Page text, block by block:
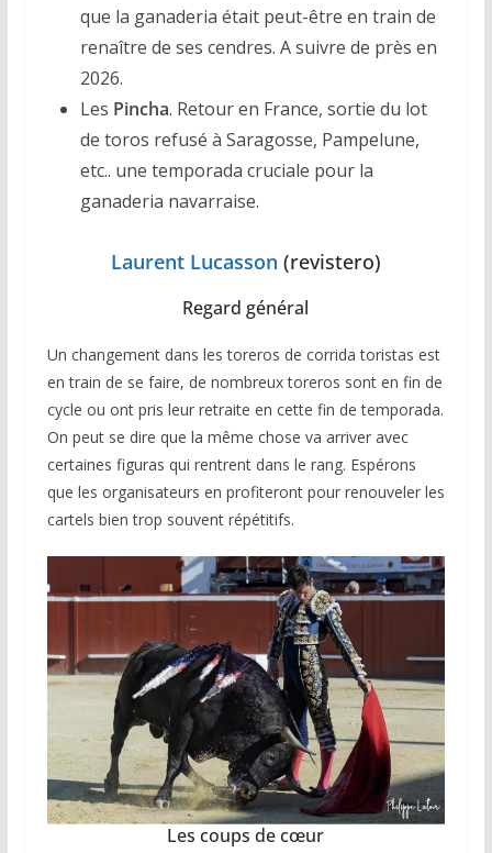
que la ganaderia était peut-être en train de
renaître de ses cendres. A suivre de près en
2026.
Les Pincha. Retour en France, sortie du lot
de toros refusé à Saragosse, Pampelune,
etc.. une temporada cruciale pour la
ganaderia navarraise.
Laurent Lucasson (revistero)
Regard général
Un changement dans les toreros de corrida toristas est
en train de se faire, de nombreux toreros sont en fin de
cycle ou ont pris leur retraite en cette fin de temporada.
On peut se dire que la même chose va arriver avec
certaines figuras qui rentrent dans le rang. Espérons
que les organisateurs en profiteront pour renouveler les
cartels bien trop souvent répétitifs.
Les coups de cœur